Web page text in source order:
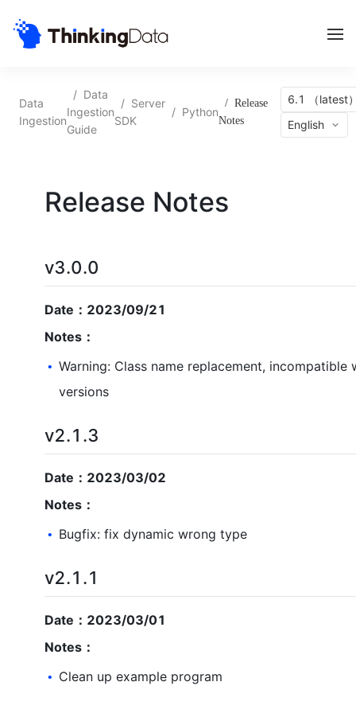
Data
Ingestion
/ Data
Ingestion
Guide
/ Server
SDK
/ Python
/ Release
Notes
6.1 （latest
English
Release Notes
v3.0.0
Date：2023/09/21
Notes：
• Warning: Class name replacement, incompatible
versions
v2.1.3
Date：2023/03/02
Notes：
• Bugfix: fix dynamic wrong type
v2.1.1
Date：2023/03/01
Notes：
• Clean up example program